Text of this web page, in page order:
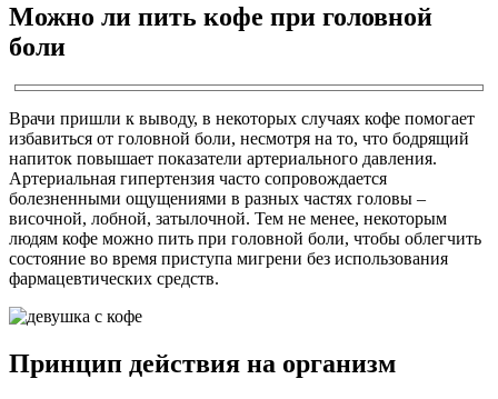
Можно ли пить кофе при головной
боли
Врачи пришли к выводу, в некоторых случаях кофе помогает
избавиться от головной боли, несмотря на то, что бодрящий
напиток повышает показатели артериального давления.
Артериальная гипертензия часто сопровождается
болезненными ощущениями в разных частях головы –
височной, лобной, затылочной. Тем не менее, некоторым
людям кофе можно пить при головной боли, чтобы облегчить
состояние во время приступа мигрени без использования
фармацевтических средств.
Принцип действия на организм